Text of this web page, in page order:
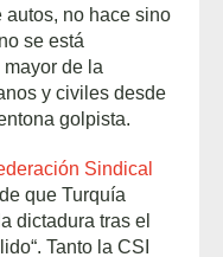
no hace sino
se está
de la
y civiles desde
golpista.
Sindical
que Turquía
dictadura tras el
Tanto la CSI